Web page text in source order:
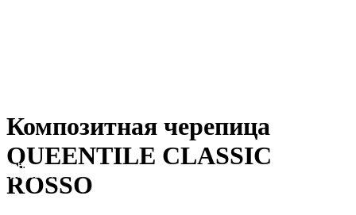
Композитная черепица
QUEENTILE CLASSIC
ROSSO
Нашли